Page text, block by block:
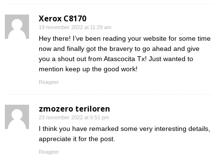
Xerox C8170
19 november 2022 at 11:29 am
Hey there! I’ve been reading your website for some time
now and finally got the bravery to go ahead and give
you a shout out from Atascocita Tx! Just wanted to
mention keep up the good work!
Reageer
zmozero teriloren
23 november 2022 at 6:51 pm
I think you have remarked some very interesting details,
appreciate it for the post.
Reageer